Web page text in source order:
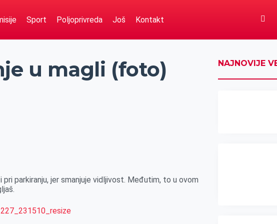
Sport Poljoprivreda Još Kontakt
u magli (foto)
parkiranju, jer smanjuje vidljivost. Međutim, to u ovom
NAJNOVIJE